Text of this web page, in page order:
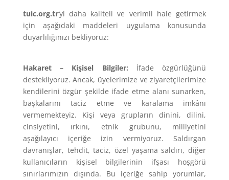
tuic.org.tr‘yi daha kaliteli ve verimli hale getirmek
için aşağıdaki maddeleri uygulama konusunda
duyarlılığınızı bekliyoruz:
Hakaret – Kişisel Bilgiler:
İfade özgürlüğünü
destekliyoruz. Ancak, üyelerimize ve ziyaretçilerimize
kendilerini özgür şekilde ifade etme alanı sunarken,
başkalarını taciz etme ve karalama imkânı
vermemekteyiz. Kişi veya grupların dinini, dilini,
cinsiyetini, ırkını, etnik grubunu, milliyetini
aşağılayıcı içeriğe izin vermiyoruz. Saldırgan
davranışlar, tehdit, taciz, özel yaşama saldırı, diğer
kullanıcıların kişisel bilgilerinin ifşası hoşgörü
sınırlarımızın dışında. Bu içeriğe sahip yorumlar,